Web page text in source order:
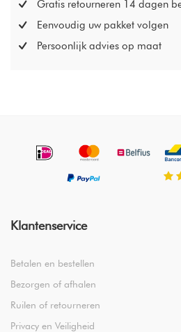
Gratis retourneren 14 dagen
Eenvoudig uw pakket volgen
Persoonlijk advies op maat
Klantenservice
Betalen en bestellen
Bezorgen of afhalen
Ruilen of retourneren
Privacy en Veiligheid